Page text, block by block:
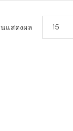
แสดงผล 15